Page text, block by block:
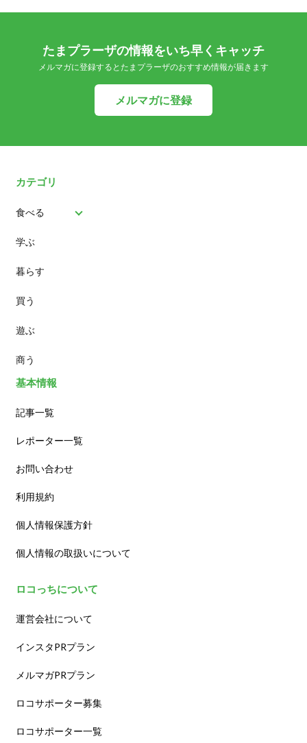
たまプラーザの情報をいち早くキャッチ
メルマガに登録するとたまプラーザのおすすめ情報が届きます
メルマガに登録
カテゴリ
食べる
パン
スイーツ
ランチ
カフェ
学ぶ
暮らす
買う
遊ぶ
商う
基本情報
記事一覧
レポーター一覧
お問い合わせ
利用規約
個人情報保護方針
個人情報の取扱いについて
ロコっちについて
運営会社について
インスタPRプラン
メルマガPRプラン
ロコサポーター募集
ロコサポーター一覧